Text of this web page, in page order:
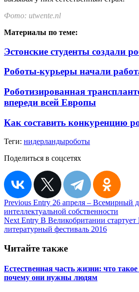
Фото: utwente.nl
Материалы по теме:
Эстонские студенты создали
Роботы-курьеры начали
Роботизированная
впереди всей Европы
Как составить конкуренцию
Теги: нидерландыроботы
Поделиться в соцсетях
Навигация
по
записям
Previous Entry 26 апреля – Всемирный
интеллектуальной собственности
Next Entry В Великобритании
литературный фестиваль 2016
Читайте также
Естественная часть жизни: что
почему они нужны людям